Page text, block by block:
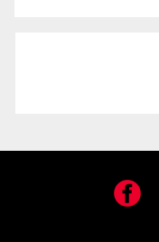
Facebook